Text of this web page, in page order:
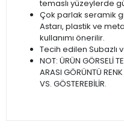
temaslı yüzeylerde
Çok parlak seramik
Astarı, plastik ve
kullanımı önerilir.
Tecih edilen Subazlı
NOT: ÜRÜN GÖRSELİ
ARASI GÖRÜNTÜ RENK
VS. GÖSTEREBİLİR.